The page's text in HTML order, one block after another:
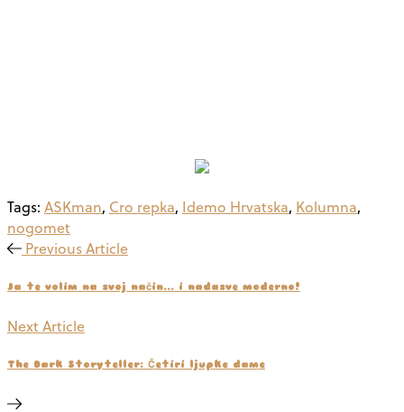
Tags: ASKman, Cro repka, Idemo Hrvatska, Kolumna,
nogomet
Previous Article
Ja te volim na svoj način... i nadasve moderno!
Next Article
The Dark Storyteller: Četiri ljupke dame